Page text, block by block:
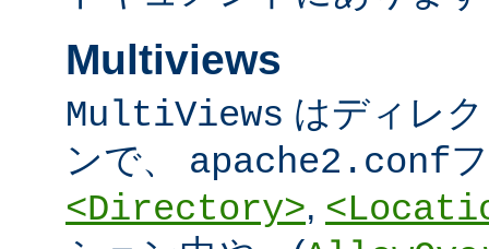
Multiviews
MultiViews はディレ
ンで、 apache2.conf
<Directory>,